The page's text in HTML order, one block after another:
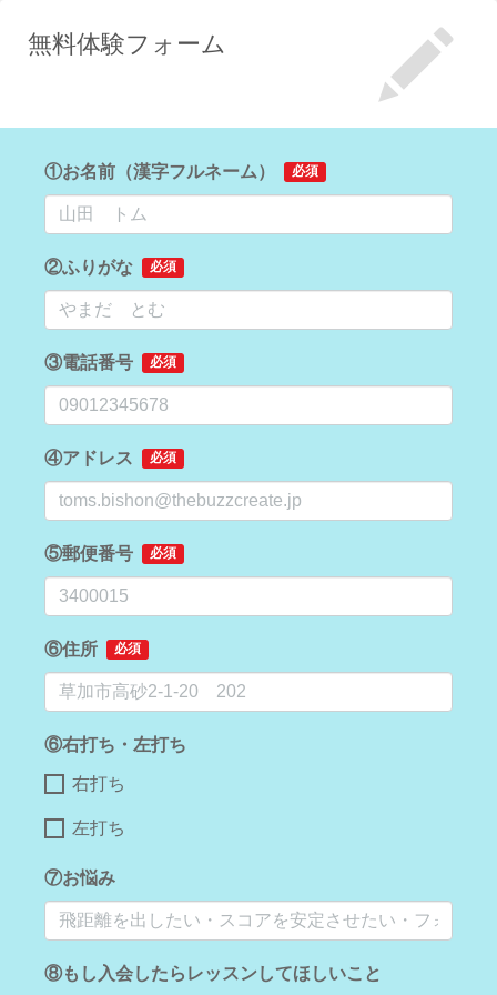
無料体験フォーム
①お名前（漢字フルネーム） 必須
②ふりがな 必須
③電話番号 必須
④アドレス 必須
⑤郵便番号 必須
⑥住所 必須
⑥右打ち・左打ち
右打ち
左打ち
⑦お悩み
⑧もし入会したらレッスンしてほしいこと